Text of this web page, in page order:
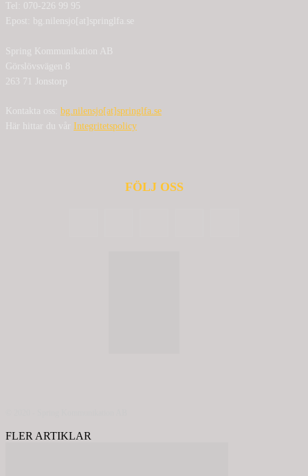
Tel: 070-226 99 95
Epost: bg.nilensjo[at]springlfa.se
Spring Kommunikation AB
Görslövsvägen 8
263 71 Jonstorp
Kontakta oss: bg.nilensjo[at]springlfa.se
Här hittar du vår Integritetspolicy
FÖLJ OSS
FLER ARTIKLAR